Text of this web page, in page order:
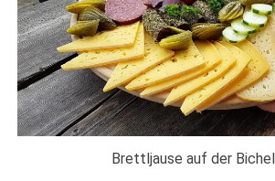
Brettljause auf der